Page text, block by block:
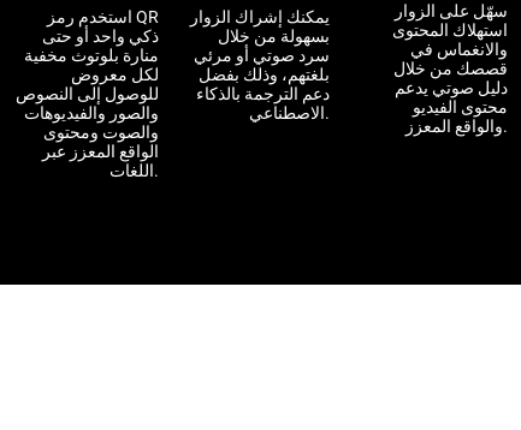
استخدم رمز QR
ذكي واحد أو حتى
منارة بلوتوث مخفية
لكل معروض
للوصول إلى النصوص
والصور والفيديوهات
والصوت ومحتوى
الواقع المعزز عبر
اللغات.
يمكنك إشراك الزوار
بسهولة من خلال
سرد صوتي أو مرئي
بلغتهم، وذلك بفضل
دعم الترجمة بالذكاء
الاصطناعي.
سهّل على الزوار
استهلاك المحتوى
والانغماس في
قصصك من خلال
دليل صوتي يدعم
محتوى الفيديو
والواقع المعزز.